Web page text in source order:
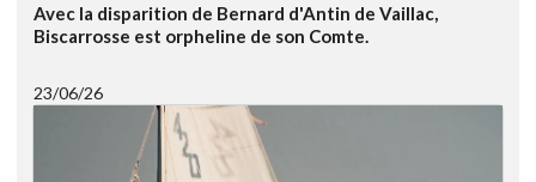
Avec la disparition de Bernard d'Antin de Vaillac,
Biscarrosse est orpheline de son Comte.
23/06/26